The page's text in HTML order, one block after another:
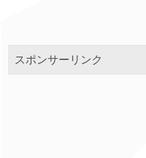
スポンサーリンク